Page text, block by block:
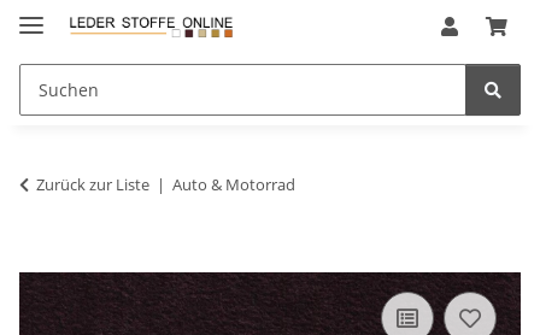
Zurück zur Liste Auto & Motorrad